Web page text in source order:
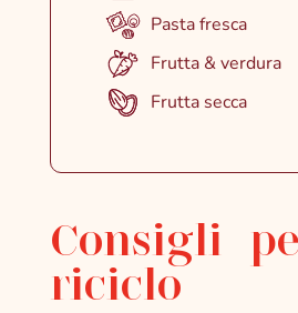
Pasta fresca
Frutta & verdura
Frutta secca
Consigli
riciclo